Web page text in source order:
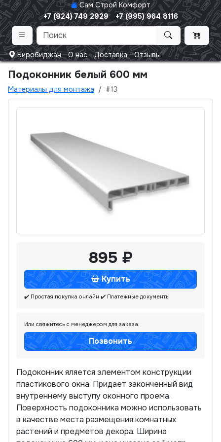
Сам Строй Комфорт
+7 (924) 749 2929
+7 (995) 964 8116
Биробиджан О нас Доставка Отзывы
Подоконник белый 600 мм
Материалы для монтажа #13
Подоконник яляется элементом конструкции
пластикового окна. Придает законченный вид
внутреннему выступу оконного проема.
Поверхность подоконника можно использовать
в качестве места размещения комнатных
растений и предметов декора. Ширина
895 ₽
Купить
✔️ Простая покупка онлайн ✔️ Платежные документы
Или свяжитесь с менеджером для заказа:
Позвонить